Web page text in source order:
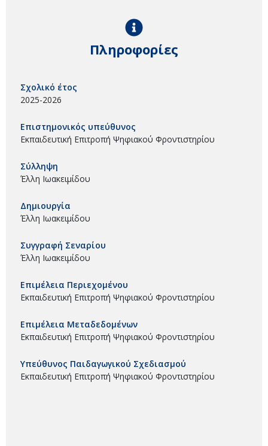
Πληροφορίες
Σχολικό έτος
2025-2026
Επιστημονικός υπεύθυνος
Εκπαιδευτική Επιτροπή Ψηφιακού Φροντιστηρίου
Σύλληψη
Έλλη Ιωακειμίδου
Δημιουργία
Έλλη Ιωακειμίδου
Συγγραφή Σεναρίου
Έλλη Ιωακειμίδου
Επιμέλεια Περιεχομένου
Εκπαιδευτική Επιτροπή Ψηφιακού Φροντιστηρίου
Επιμέλεια Μεταδεδομένων
Εκπαιδευτική Επιτροπή Ψηφιακού Φροντιστηρίου
Υπεύθυνος Παιδαγωγικού Σχεδιασμού
Εκπαιδευτική Επιτροπή Ψηφιακού Φροντιστηρίου